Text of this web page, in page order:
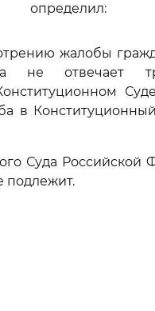
определил:
жалобы
не отвечает
в
Суда
подлежит.